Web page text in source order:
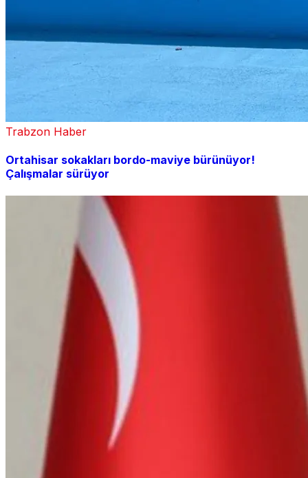
Trabzon Haber
Ortahisar sokakları bordo-maviye bürünüyor!
Çalışmalar sürüyor